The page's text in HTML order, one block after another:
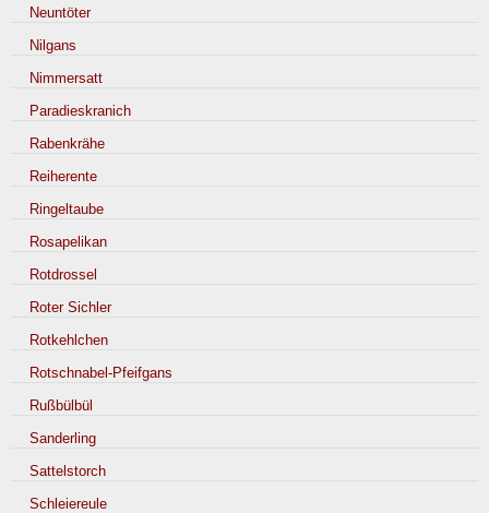
Neuntöter
Nilgans
Nimmersatt
Paradieskranich
Rabenkrähe
Reiherente
Ringeltaube
Rosapelikan
Rotdrossel
Roter Sichler
Rotkehlchen
Rotschnabel-Pfeifgans
Rußbülbül
Sanderling
Sattelstorch
Schleiereule